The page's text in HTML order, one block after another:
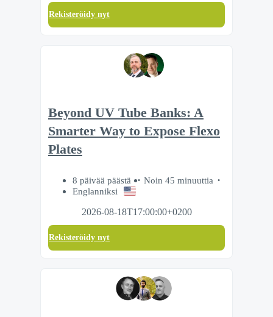
Rekisteröidy nyt
Beyond UV Tube Banks: A
Smarter Way to Expose Flexo
Plates
8 päivää päästä
Noin 45 minuuttia
Englanniksi
2026-08-18T17:00:00+0200
Rekisteröidy nyt